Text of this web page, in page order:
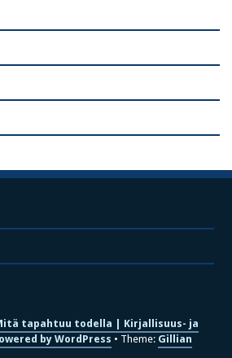
tapahtuu todella | Kirjallisuus- ja
by WordPress Theme: Gillian